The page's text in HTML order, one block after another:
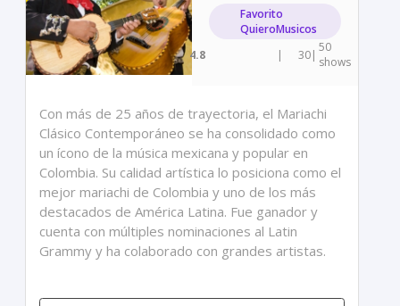
Favorito
QuieroMusicos
4.8
| 30| 50
shows
Con más de 25 años de trayectoria, el Mariachi
Clásico Contemporáneo se ha consolidado como
un ícono de la música mexicana y popular en
Colombia. Su calidad artística lo posiciona como el
mejor mariachi de Colombia y uno de los más
destacados de América Latina. Fue ganador y
cuenta con múltiples nominaciones al Latin
Grammy y ha colaborado con grandes artistas.